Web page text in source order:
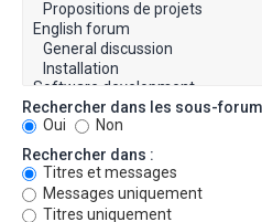
Rechercher dans les sous-
Oui
Non
Rechercher dans :
Titres et messages
Messages uniquement
Titres uniquement